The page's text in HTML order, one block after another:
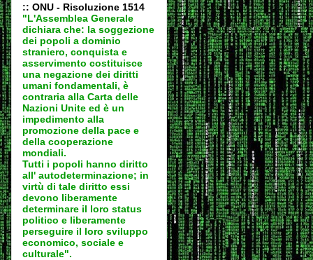
:: ONU - Risoluzione 1514
"L'Assemblea Generale
dichiara che: la soggezione
dei popoli a dominio
straniero, conquista e
asservimento costituisce
una negazione dei diritti
umani fondamentali, è
contraria alla Carta delle
Nazioni Unite ed è un
impedimento alla
promozione della pace e
della cooperazione
mondiali.
Tutti i popoli hanno diritto
all' autodeterminazione; in
virtù di tale diritto essi
devono liberamente
determinare il loro status
politico e liberamente
perseguire il loro sviluppo
economico, sociale e
culturale".